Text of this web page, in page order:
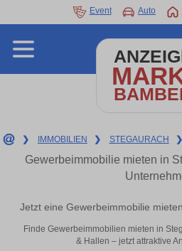
Event Auto
❯ IMMOBILIEN ❯ STEGAURACH ❯
Gewerbeimmobilie mieten in
Jetzt eine Gewerbeimmobilie
Finde Gewerbeimmobilien mieten in
& Hallen – jetzt attraktive